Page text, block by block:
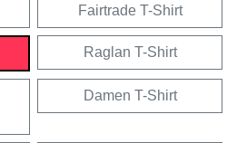
Fairtrade T-Shirt
Raglan T-Shirt
Damen T-Shirt